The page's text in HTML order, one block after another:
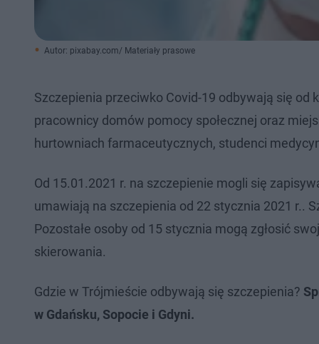
Autor: pixabay.com/ Materiały prasowe
Szczepienia przeciwko Covid-19 odbywają się
pracownicy domów pomocy społecznej oraz
hurtowniach farmaceutycznych, studenci
Od 15.01.2021 r. na szczepienie mogli się
umawiają na szczepienia od 22 stycznia 2021 r..
Pozostałe osoby od 15 stycznia mogą zgłosić
skierowania.
Gdzie w Trójmieście odbywają się szczepienia?
w Gdańsku, Sopocie i Gdyni.